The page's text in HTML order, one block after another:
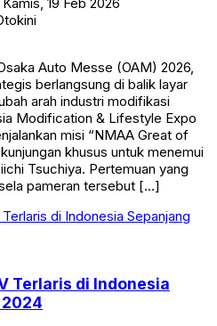
Kamis, 19 Feb 2026
Auto Messe (OAM) 2026,
berlangsung di balik layar
arah industri modifikasi
Modification & Lifestyle Expo
misi “NMAA Great of
khusus untuk menemui
Tsuchiya. Pertemuan yang
pameran tersebut […]
Terlaris di Indonesia